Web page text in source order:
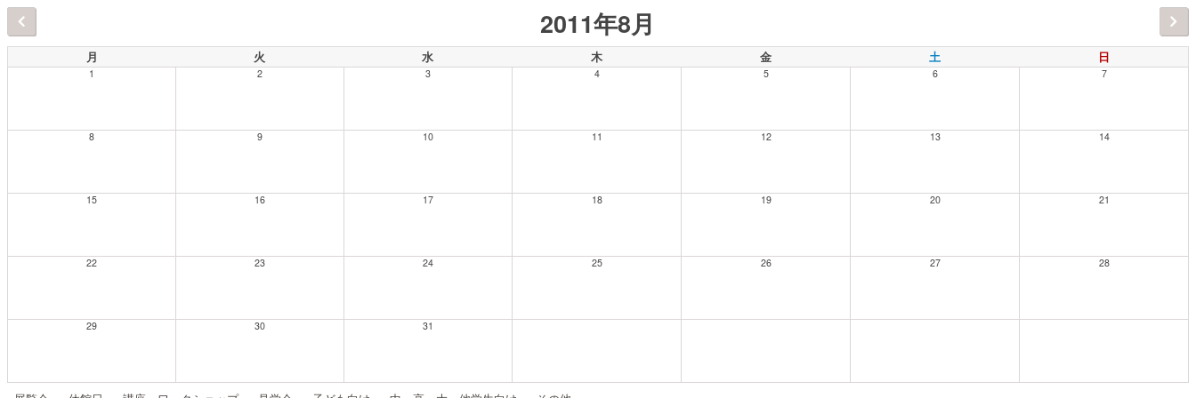
2011年8月
月 火 水 木 金 土 日
1 2 3 4 5 6 7
8 9 10 11 12 13 14
15 16 17 18 19 20 21
22 23 24 25 26 27 28
29 30 31